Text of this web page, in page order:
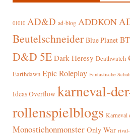
01010 AD&D ad-blog ADDKON
Beutelschneider Blue Planet
D&D 5E Dark Heresy Deathwatch
Earthdawn Epic Roleplay Fantastische
Ideas Overflow karneval-
rollenspielblogs Karneval
Monostichonmonster Only War